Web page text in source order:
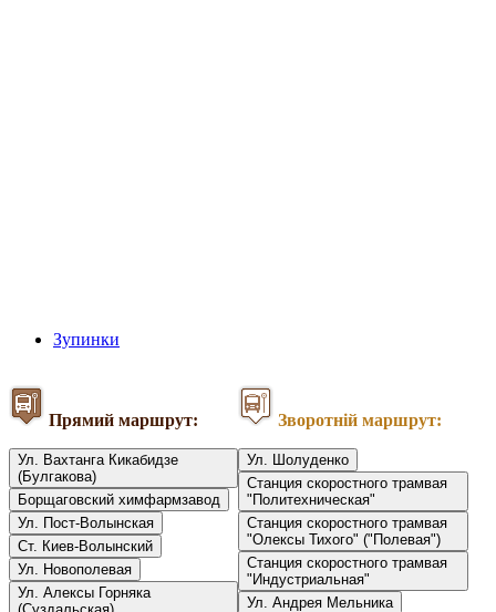
Зупинки
Прямий маршрут:
Ул. Вахтанга Кикабидзе
(Булгакова)
Борщаговский химфармзавод
Ул. Пост-Волынская
Ст. Киев-Волынский
Ул. Новополевая
Ул. Алексы Горняка
Зворотній маршрут:
Ул. Шолуденко
Станция скоростного трамвая
"Политехническая"
Станция скоростного трамвая
"Олексы Тихого" ("Полевая")
Станция скоростного трамвая
"Индустриальная"
Ул. Андрея Мельника